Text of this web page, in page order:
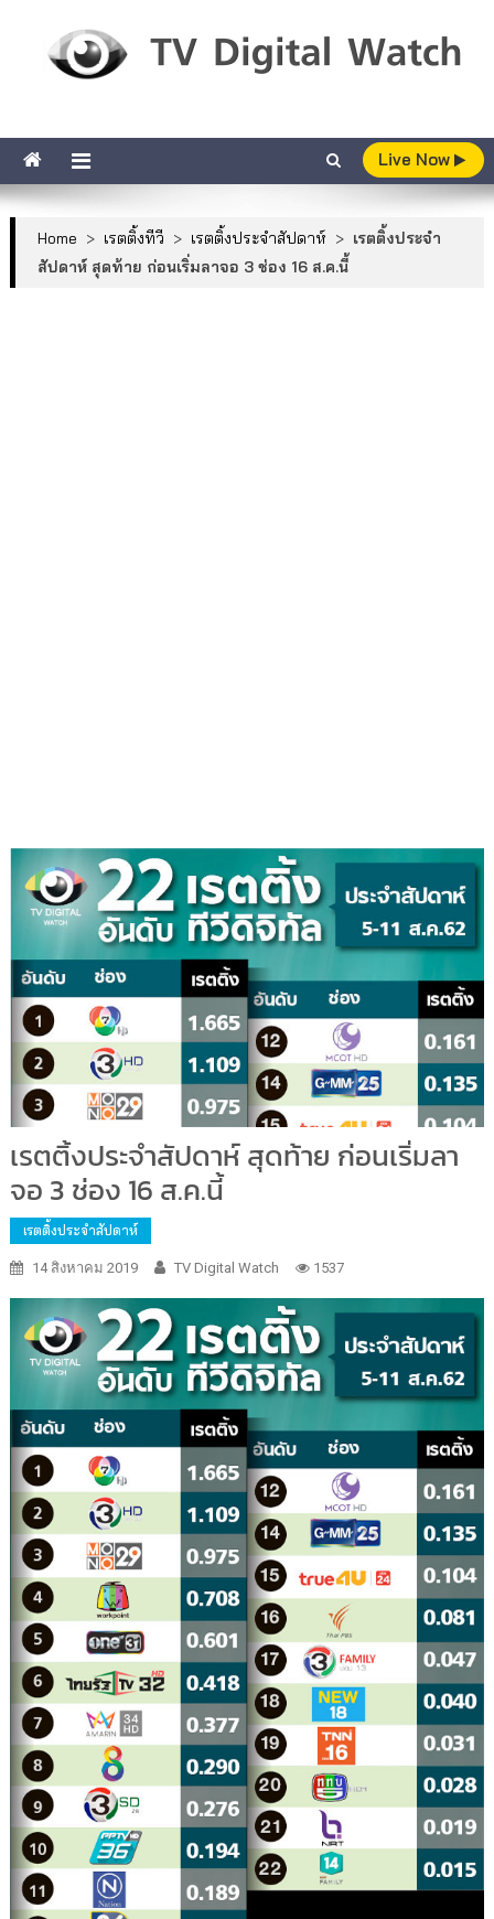
Live Now
Home > เรตติ้งทีวี > เรตติ้งประจำสัปดาห์ > เรตติ้งประจำ
สัปดาห์ สุดท้าย ก่อนเริ่มลาจอ 3 ช่อง 16 ส.ค.นี้
เรตติ้งประจำสัปดาห์ สุดท้าย ก่อนเริ่มลา
จอ 3 ช่อง 16 ส.ค.นี้
เรตติ้งประจำสัปดาห์
14 สิงหาคม 2019 TV Digital Watch 1537